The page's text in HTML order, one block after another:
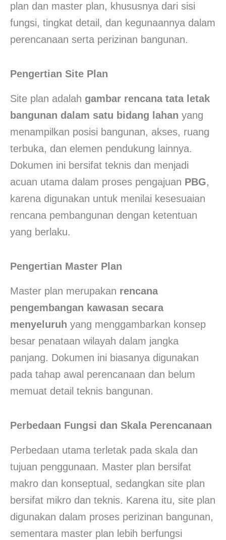
plan dan master plan, khususnya dari sisi
fungsi, tingkat detail, dan kegunaannya dalam
perencanaan serta perizinan bangunan.
Pengertian Site Plan
Site plan adalah gambar rencana tata letak
bangunan dalam satu bidang lahan yang
menampilkan posisi bangunan, akses, ruang
terbuka, dan elemen pendukung lainnya.
Dokumen ini bersifat teknis dan menjadi
acuan utama dalam proses pengajuan PBG,
karena digunakan untuk menilai kesesuaian
rencana pembangunan dengan ketentuan
yang berlaku.
Pengertian Master Plan
Master plan merupakan rencana
pengembangan kawasan secara
menyeluruh yang menggambarkan konsep
besar penataan wilayah dalam jangka
panjang. Dokumen ini biasanya digunakan
pada tahap awal perencanaan dan belum
memuat detail teknis bangunan.
Perbedaan Fungsi dan Skala Perencanaan
Perbedaan utama terletak pada skala dan
tujuan penggunaan. Master plan bersifat
makro dan konseptual, sedangkan site plan
bersifat mikro dan teknis. Karena itu, site plan
digunakan dalam proses perizinan bangunan,
sementara master plan lebih berfungsi